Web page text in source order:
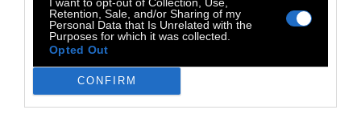
Retention, Sale, and/or Sharing of my
Personal Data that Is Unrelated with the
Purposes for which it was collected.
Opted Out
CONFIRM
αδιάβαστα βιβλία, μόνο για να
συνειδητοποιήσεις πως το γνωρίζεις ήδη.
Τι έχει συμβεί;Υπάρχει η μυστικιστική-
βιολογική εξήγηση, όπου με το πέρασμα του
χρόνου, και με το να μετακινούμε τα βιβλία,